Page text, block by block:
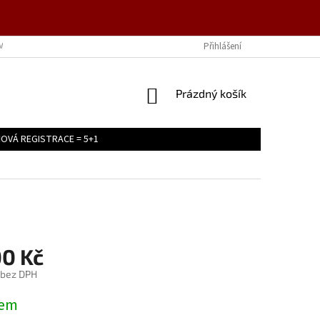
OCHRANY OSOBNÍCH ÚDAJŮ Přihlášení
NÁKUPNÍ
Prázdný košík
REGISTRACE = 5+1
Kč
DPH